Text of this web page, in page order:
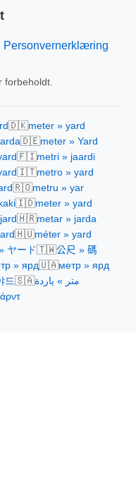
Personvernerklæring
forbeholdt.
🇩🇰meter » yard
🇩🇪meter » Yard
🇫🇮metri » jaardi
🇮🇹metro » yard
🇷🇴metru » yar
🇮🇩meter » yard
🇭🇷metar » jarda
🇭🇺méter » yard
ヤード🇹🇼公尺 » 碼
» ярд🇺🇦метр » ярд
드🇸🇦متر » ياردة